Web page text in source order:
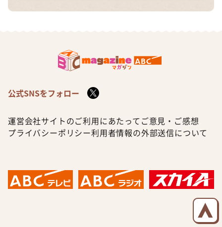
公式SNSをフォロー
運営会社サイトのご利用にあたって ご意見・ご感想
プライバシーポリシー利用者情報の外部送信について